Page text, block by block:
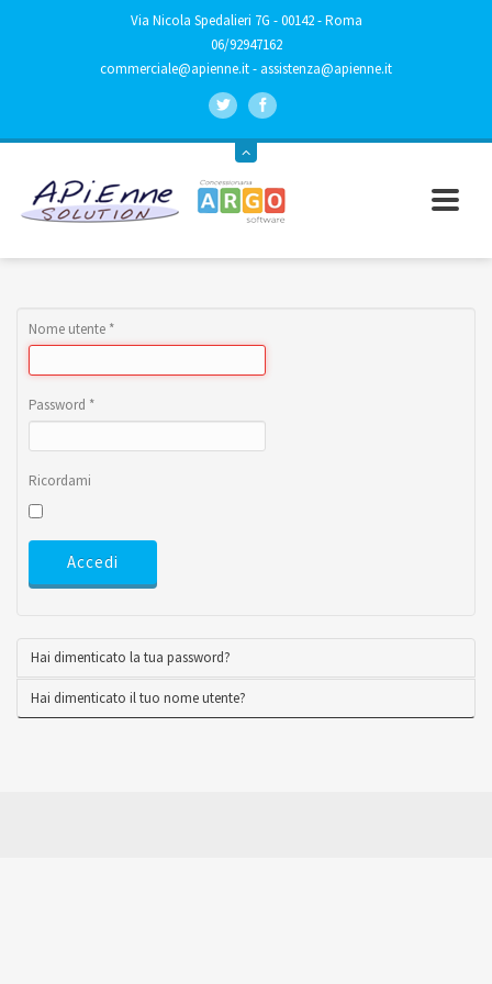
Via Nicola Spedalieri 7G - 00142 - Roma
06/92947162
commerciale@apienne.it- assistenza@apienne.it
Nome utente *
Password *
Ricordami
Accedi
Hai dimenticato la tua password?
Hai dimenticato il tuo nome utente?